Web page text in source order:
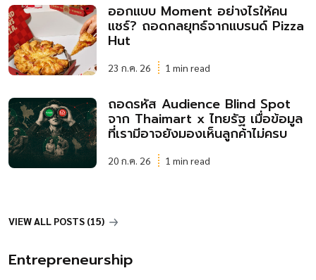
ออกแบบ Moment อย่างไรให้คน
แชร์? ถอดกลยุทธ์จากแบรนด์ Pizza
Hut
23 ก.ค. 26 1 min read
ถอดรหัส Audience Blind Spot
จาก Thaimart x ไทยรัฐ เมื่อข้อมูล
ที่เรามีอาจยังมองเห็นลูกค้าไม่ครบ
20 ก.ค. 26 1 min read
VIEW ALL POSTS (15)
Entrepreneurship